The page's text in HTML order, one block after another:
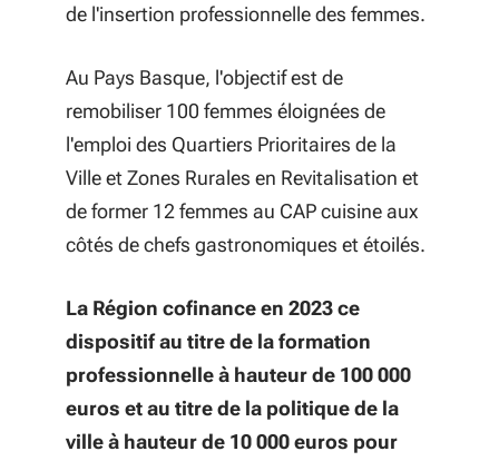
de l'insertion professionnelle des femmes.
Au Pays Basque, l'objectif est de
remobiliser 100 femmes éloignées de
l'emploi des Quartiers Prioritaires de la
Ville et Zones Rurales en Revitalisation et
de former 12 femmes au CAP cuisine aux
côtés de chefs gastronomiques et étoilés.
La Région cofinance en 2023 ce
dispositif au titre de la formation
professionnelle à hauteur de 100 000
euros et au titre de la politique de la
ville à hauteur de 10 000 euros pour